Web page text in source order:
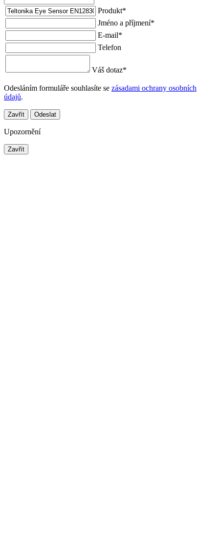
Produkt*
Jméno a příjmení*
E-mail*
Telefon
Váš dotaz*
Odesláním formuláře souhlasíte se zásadami ochrany osobních
údajů.
Zavřít Odeslat
Upozornění
Zavřít